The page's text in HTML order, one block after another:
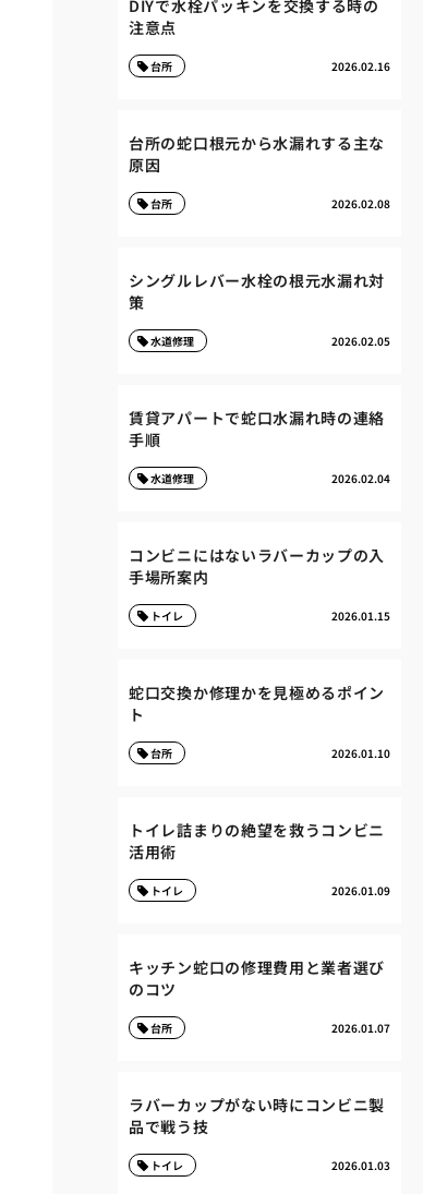
DIYで水栓パッキンを交換する時の
注意点
2026.02.16
台所
台所の蛇口根元から水漏れする主な
原因
2026.02.08
台所
シングルレバー水栓の根元水漏れ対
策
2026.02.05
水道修理
賃貸アパートで蛇口水漏れ時の連絡
手順
2026.02.04
水道修理
コンビニにはないラバーカップの入
手場所案内
2026.01.15
トイレ
蛇口交換か修理かを見極めるポイン
ト
2026.01.10
台所
トイレ詰まりの絶望を救うコンビニ
活用術
2026.01.09
トイレ
キッチン蛇口の修理費用と業者選び
のコツ
2026.01.07
台所
ラバーカップがない時にコンビニ製
品で戦う技
2026.01.03
トイレ